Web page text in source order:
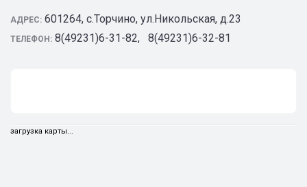
АДРЕС: 601264, с.Торчино, ул.Никольская, д.23
ТЕЛЕФОН: 8(49231)6-31-82, 8(49231)6-32-81
загрузка карты...